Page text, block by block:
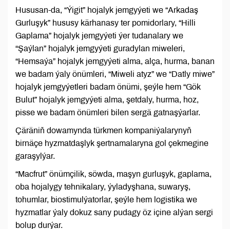
Hususan-da, “Ýigit” hojalyk jemgyýeti we “Arkadaş
Gurluşyk” hususy kärhanasy ter pomidorlary, “Hilli
Gaplama” hojalyk jemgyýeti ýer tudanalary we
“Şaýlan” hojalyk jemgyýeti guradylan miweleri,
“Hemsaýa” hojalyk jemgyýeti alma, alça, hurma, banan
we badam ýaly önümleri, “Miweli atyz” we “Datly miwe”
hojalyk jemgyýetleri badam önümi, şeýle hem “Gök
Bulut” hojalyk jemgyýeti alma, şetdaly, hurma, hoz,
pisse we badam önümleri bilen sergä gatnaşýarlar.
Çäräniň dowamynda türkmen kompaniýalarynyň
birnäçe hyzmatdaşlyk şertnamalaryna gol çekmegine
garaşylýar.
“Macfrut” önümçilik, söwda, maşyn gurluşyk, gaplama,
oba hojalygy tehnikalary, ýyladyşhana, suwaryş,
tohumlar, biostimulýatorlar, şeýle hem logistika we
hyzmatlar ýaly dokuz sany pudagy öz içine alýan sergi
bolup durýar.